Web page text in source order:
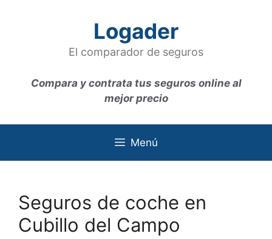
Logader
El comparador de seguros
Compara y contrata tus seguros online al
mejor precio
Menú
Seguros de coche en
Cubillo del Campo